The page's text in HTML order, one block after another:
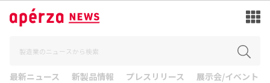
最新ニュース 新製品情報 プレスリリース 展示会/イベント